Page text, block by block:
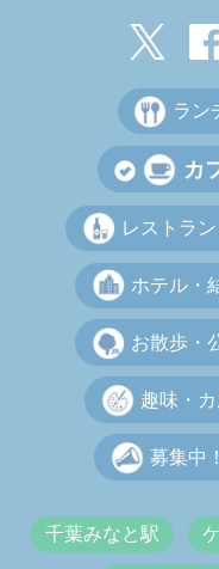
ラン
カ
レストラ
ホテル・
お散歩・
趣味・
募集中！
千葉みなと駅